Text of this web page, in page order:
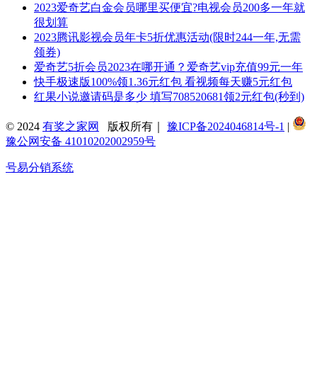
2023爱奇艺白金会员哪里买便宜?电视会员200多一年就
很划算
2023腾讯影视会员年卡5折优惠活动(限时244一年,无需
领券)
爱奇艺5折会员2023在哪开通？爱奇艺vip充值99元一年
快手极速版100%领1.36元红包 看视频每天赚5元红包
红果小说邀请码是多少 填写708520681领2元红包(秒到)
© 2024 有奖之家网 版权所有｜ 豫ICP备2024046814号-1 |
豫公网安备 41010202002959号
号易分销系统